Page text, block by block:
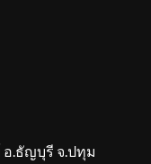
อ.ธัญบุรี จ.ปทุม